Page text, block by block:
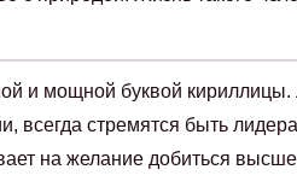
и мощной буквой кириллицы.
всегда стремятся быть
на желание добиться